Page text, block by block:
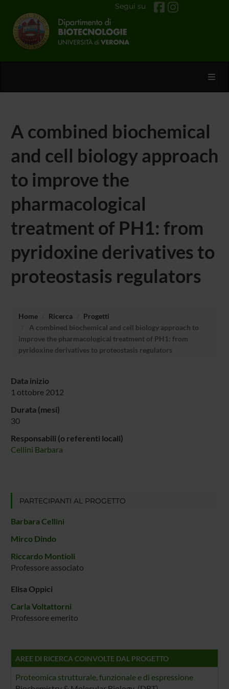
Segui su
A combined biochemical
and cell biology approach
to improve the
pharmacological
treatment of PH1: from
pyridoxine derivatives to
proteostasis regulators
Home Ricerca
Progetti
A combined biochemical and cell biology approach to
improve the pharmacological treatment of PH1: from
pyridoxine derivatives to proteostasis regulators
Data inizio
1 ottobre 2012
Durata (mesi)
30
Responsabili (o referenti locali)
Cellini Barbara
PARTECIPANTI AL PROGETTO
Barbara Cellini
Mirco Dindo
Riccardo Montioli
Professore associato
Elisa Oppici
Carla Voltattorni
Professore emerito
AREE DI RICERCA COINVOLTE DAL PROGETTO
Proteomica strutturale, funzionale e di espressione